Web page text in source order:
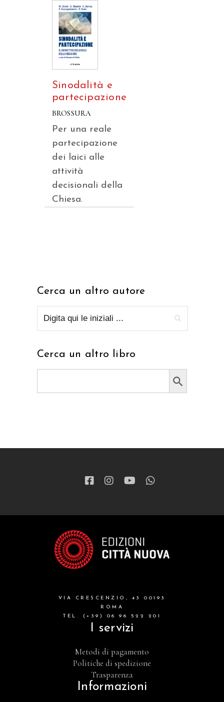
Sinodalità e
partecipazione
BROSSURA
Per una reale
partecipazione
dei laici alle
attività
decisionali della
Chiesa.
Cerca un altro autore
Cerca un altro libro
Search Button
VIA CRESCENZIO, 43 00193
ROMA
TEL. (+39) 06 96 522 201
I servizi
Metodi di pagamento
Politiche di spedizione
Trasparenza
Informazioni